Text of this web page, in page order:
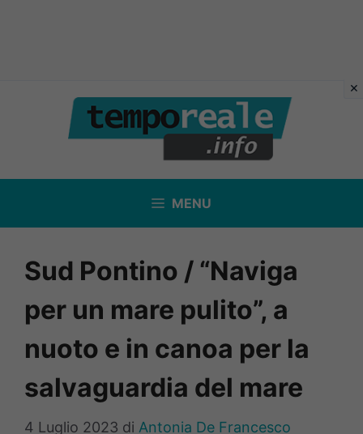
contenuto
MENU
Sud Pontino / “Naviga
per un mare pulito”, a
nuoto e in canoa per la
salvaguardia del mare
4 Luglio 2023 di Antonia De Francesco